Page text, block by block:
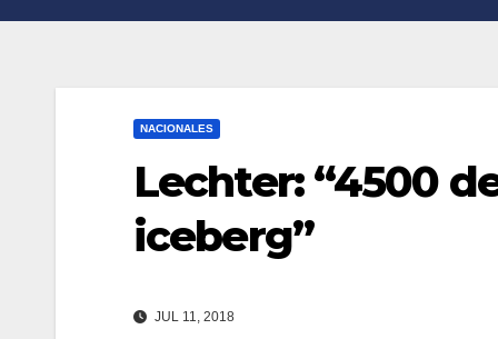
NACIONALES
Lechter: “4500
iceberg”
JUL 11, 2018
n